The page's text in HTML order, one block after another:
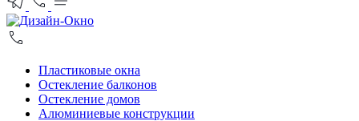
Пластиковые окна
Остекление балконов
Остекление домов
Алюминиевые конструкции